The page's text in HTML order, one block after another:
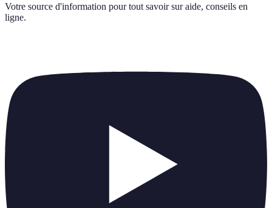
Votre source d'information pour tout savoir sur aide, conseils en
ligne.